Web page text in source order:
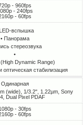
- 960fps
- 240fps
- 60fps
вспышка
• Панорама
стереозвука
•
Dynamic Range)
оптическая стабилизация
Одинарная
(wide), 1/3.2", 1.22µm, Sony
Dual Pixel PDAF
- 30fps
- 60fps